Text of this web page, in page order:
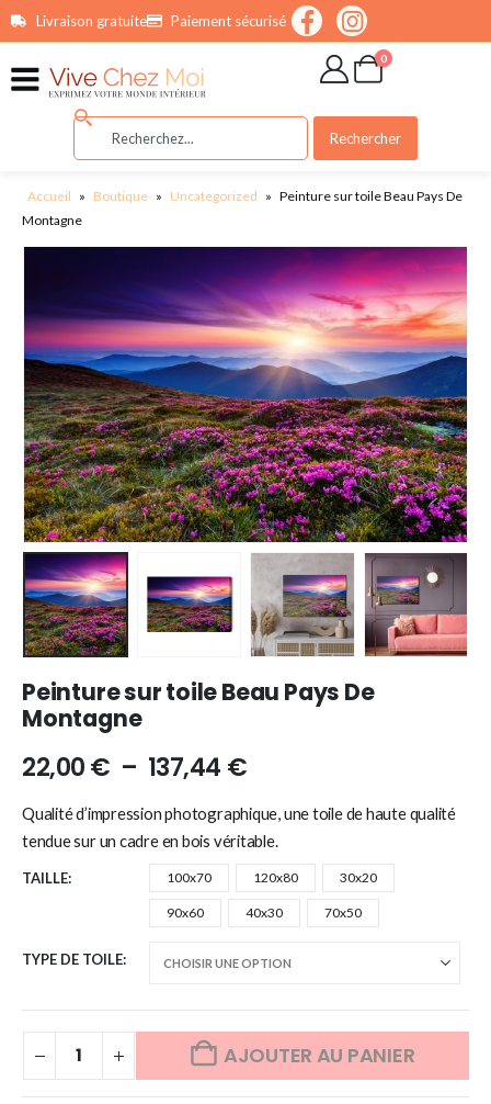
principalLivraison gratuite Paiement sécurisé
0
Rechercher
Accueil » Boutique » Uncategorized » Peinture sur toile Beau Pays De
Montagne
Peinture sur toile Beau Pays De
Montagne
22,00€ – 137,44 €
Qualité d’impression photographique, une toile de haute qualité
tendue sur un cadre en bois véritable.
TAILLE 100x70 120x80 30x20
90x60 40x30 70x50
TYPE DE TOILE
AJOUTER AU PANIER